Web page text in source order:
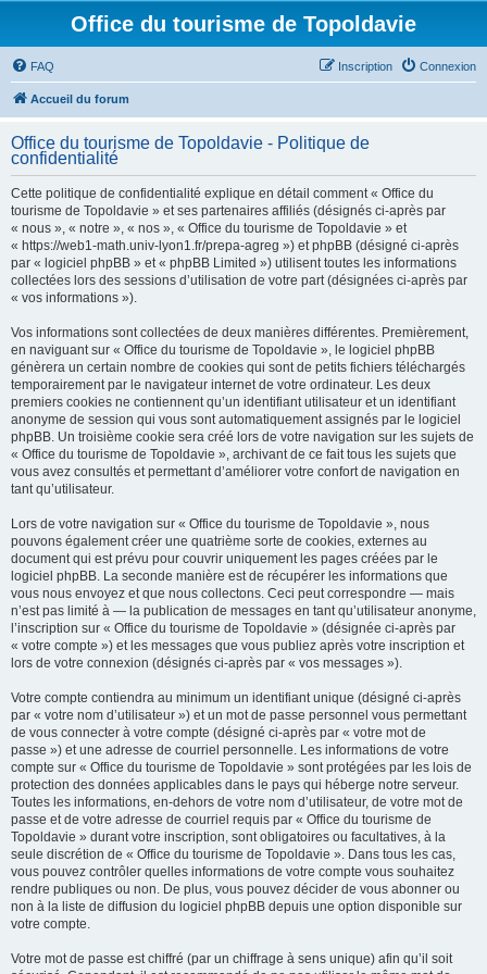
Office du tourisme de Topoldavie
FAQ Connexion
Inscription
Accueil du forum
Office du tourisme de Topoldavie - Politique de
confidentialité
Cette politique de confidentialité explique en détail comment « Office du
tourisme de Topoldavie » et ses partenaires affiliés (désignés ci-après par
« nous », « notre », « nos », « Office du tourisme de Topoldavie » et
« https://web1-math.univ-lyon1.fr/prepa-agreg ») et phpBB (désigné ci-après
par « logiciel phpBB » et « phpBB Limited ») utilisent toutes les informations
collectées lors des sessions d’utilisation de votre part (désignées ci-après par
« vos informations »).
Vos informations sont collectées de deux manières différentes. Premièrement,
en naviguant sur « Office du tourisme de Topoldavie », le logiciel phpBB
génèrera un certain nombre de cookies qui sont de petits fichiers téléchargés
temporairement par le navigateur internet de votre ordinateur. Les deux
premiers cookies ne contiennent qu’un identifiant utilisateur et un identifiant
anonyme de session qui vous sont automatiquement assignés par le logiciel
phpBB. Un troisième cookie sera créé lors de votre navigation sur les sujets de
« Office du tourisme de Topoldavie », archivant de ce fait tous les sujets que
vous avez consultés et permettant d’améliorer votre confort de navigation en
tant qu’utilisateur.
Lors de votre navigation sur « Office du tourisme de Topoldavie », nous
pouvons également créer une quatrième sorte de cookies, externes au
document qui est prévu pour couvrir uniquement les pages créées par le
logiciel phpBB. La seconde manière est de récupérer les informations que
vous nous envoyez et que nous collectons. Ceci peut correspondre — mais
n’est pas limité à — la publication de messages en tant qu’utilisateur anonyme,
l’inscription sur « Office du tourisme de Topoldavie » (désignée ci-après par
« votre compte ») et les messages que vous publiez après votre inscription et
lors de votre connexion (désignés ci-après par « vos messages »).
Votre compte contiendra au minimum un identifiant unique (désigné ci-après
par « votre nom d’utilisateur ») et un mot de passe personnel vous permettant
de vous connecter à votre compte (désigné ci-après par « votre mot de
passe ») et une adresse de courriel personnelle. Les informations de votre
compte sur « Office du tourisme de Topoldavie » sont protégées par les lois de
protection des données applicables dans le pays qui héberge notre serveur.
Toutes les informations, en-dehors de votre nom d’utilisateur, de votre mot de
passe et de votre adresse de courriel requis par « Office du tourisme de
Topoldavie » durant votre inscription, sont obligatoires ou facultatives, à la
seule discrétion de « Office du tourisme de Topoldavie ». Dans tous les cas,
vous pouvez contrôler quelles informations de votre compte vous souhaitez
rendre publiques ou non. De plus, vous pouvez décider de vous abonner ou
non à la liste de diffusion du logiciel phpBB depuis une option disponible sur
votre compte.
Votre mot de passe est chiffré (par un chiffrage à sens unique) afin qu’il soit